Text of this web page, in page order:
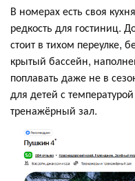
В номерах есть своя
редкость для гостиниц.
стоит в тихом переулке,
крытый бассейн,
поплавать даже не в
для детей с
тренажёрный зал.